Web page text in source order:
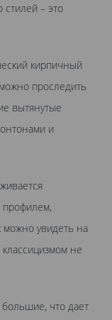
– это
кирпичный
проследить
вытянутые
и
профилем,
можно увидеть на
не
что дает